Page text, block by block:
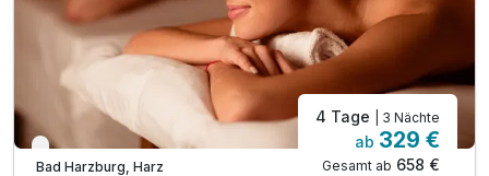
Nur noch bis Oktober
Bad Harzburg, Harz
4 Tage | 3 Nächte
ab 329 €
Gesamt ab 658 €